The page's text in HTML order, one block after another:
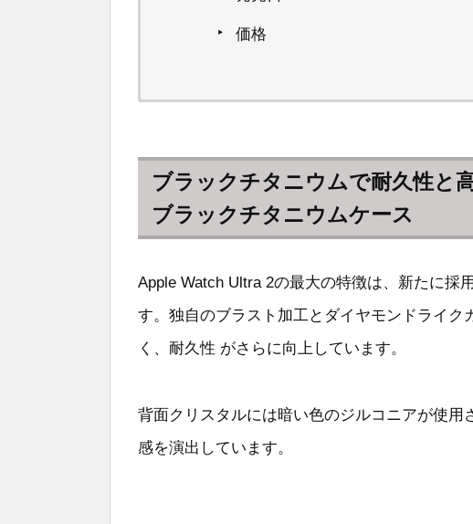
価格
ブラックチタニウムで耐久性と
ブラックチタニウムケース
Apple Watch Ultra 2の最大の特徴は、新たに採
す。独自のブラスト加工とダイヤモンドライク
く、耐久性 がさらに向上しています。
背面クリスタルには暗い色のジルコニアが使
感を演出しています。